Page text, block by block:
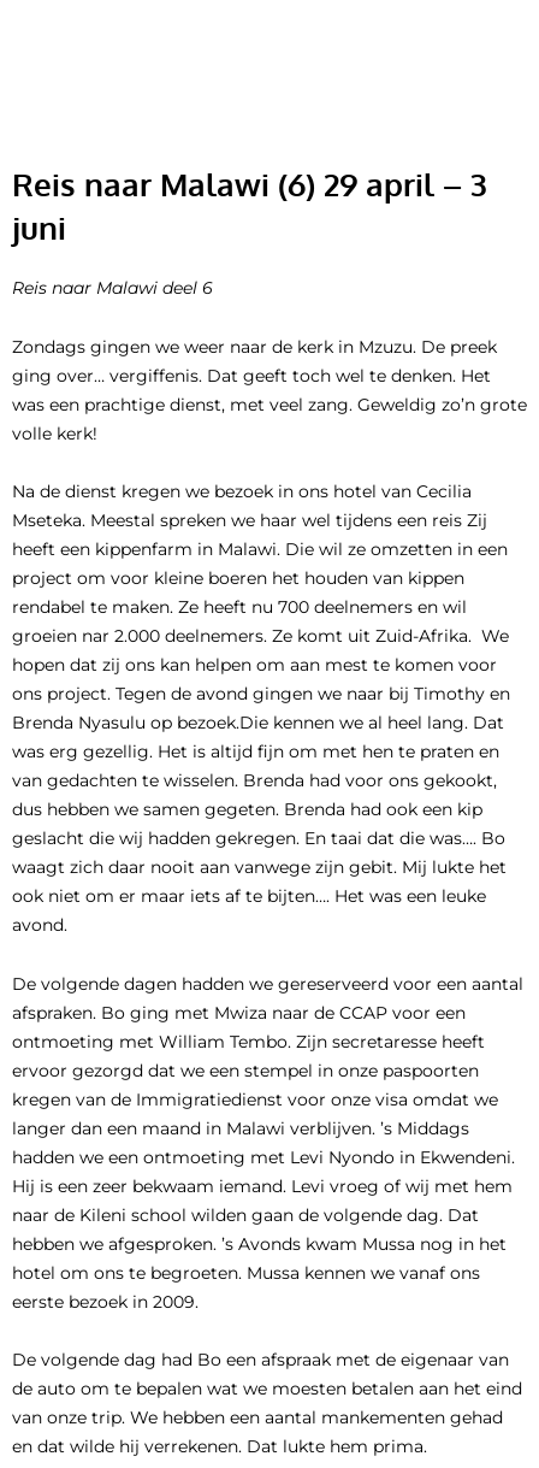
Reis naar Malawi (6) 29 april – 3
juni
Reis naar Malawi deel 6
Zondags gingen we weer naar de kerk in Mzuzu. De preek
ging over… vergiffenis. Dat geeft toch wel te denken. Het
was een prachtige dienst, met veel zang. Geweldig zo’n grote
volle kerk!
Na de dienst kregen we bezoek in ons hotel van Cecilia
Mseteka. Meestal spreken we haar wel tijdens een reis Zij
heeft een kippenfarm in Malawi. Die wil ze omzetten in een
project om voor kleine boeren het houden van kippen
rendabel te maken. Ze heeft nu 700 deelnemers en wil
groeien nar 2.000 deelnemers. Ze komt uit Zuid-Afrika. We
hopen dat zij ons kan helpen om aan mest te komen voor
ons project. Tegen de avond gingen we naar bij Timothy en
Brenda Nyasulu op bezoek.Die kennen we al heel lang. Dat
was erg gezellig. Het is altijd fijn om met hen te praten en
van gedachten te wisselen. Brenda had voor ons gekookt,
dus hebben we samen gegeten. Brenda had ook een kip
geslacht die wij hadden gekregen. En taai dat die was…. Bo
waagt zich daar nooit aan vanwege zijn gebit. Mij lukte het
ook niet om er maar iets af te bijten…. Het was een leuke
avond.
De volgende dagen hadden we gereserveerd voor een aantal
afspraken. Bo ging met Mwiza naar de CCAP voor een
ontmoeting met William Tembo. Zijn secretaresse heeft
ervoor gezorgd dat we een stempel in onze paspoorten
kregen van de Immigratiedienst voor onze visa omdat we
langer dan een maand in Malawi verblijven. ’s Middags
hadden we een ontmoeting met Levi Nyondo in Ekwendeni.
Hij is een zeer bekwaam iemand. Levi vroeg of wij met hem
naar de Kileni school wilden gaan de volgende dag. Dat
hebben we afgesproken. ’s Avonds kwam Mussa nog in het
hotel om ons te begroeten. Mussa kennen we vanaf ons
eerste bezoek in 2009.
De volgende dag had Bo een afspraak met de eigenaar van
de auto om te bepalen wat we moesten betalen aan het eind
van onze trip. We hebben een aantal mankementen gehad
en dat wilde hij verrekenen. Dat lukte hem prima.